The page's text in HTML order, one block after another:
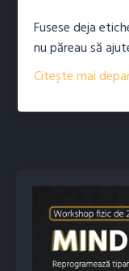
Fusese deja
nu păreau să
Citește mai